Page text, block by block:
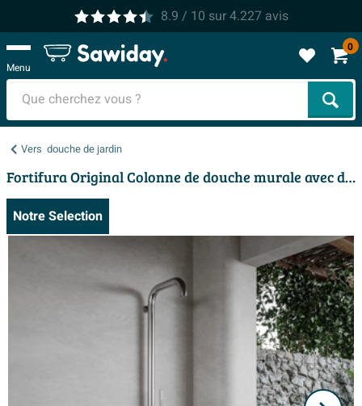
8.9 / 10 sur4.227 avis
Menu
0
Vers douche de jardin
Fortifura Original Colonne de douche murale avec douchette inox brossé
Notre Selection